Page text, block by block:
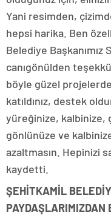
Yani resimden,
hepsi harika. Ben
Belediye Başkanımız
canıgönülden
böyle güzel
katıldınız, destek
yüreğinize, kalbinize,
gönlünüze ve
azaltmasın. Hepinizi
kaydetti.
ŞEHİTKAMİL
PAYDAŞLARIMIZDAN